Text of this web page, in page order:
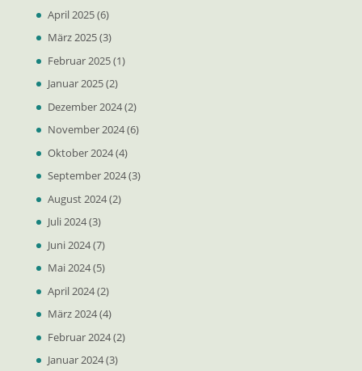
April 2025(6)
März 2025(3)
Februar 2025(1)
Januar 2025(2)
Dezember 2024(2)
November 2024(6)
Oktober 2024(4)
September 2024(3)
August 2024(2)
Juli 2024(3)
Juni 2024(7)
Mai 2024(5)
April 2024(2)
März 2024(4)
Februar 2024(2)
Januar 2024(3)